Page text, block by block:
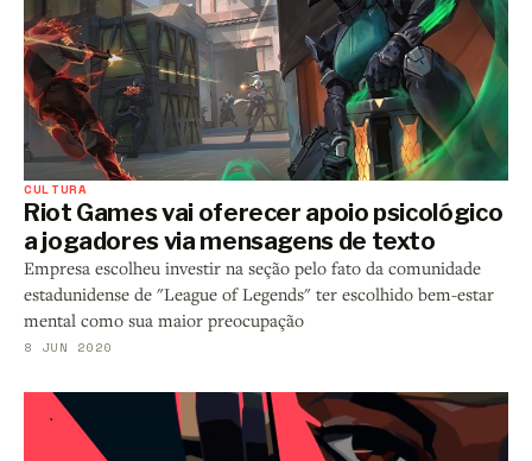
CULTURA
Riot Games vai oferecer apoio psicológico
a jogadores via mensagens de texto
Empresa escolheu investir na seção pelo fato da comunidade
estadunidense de "League of Legends" ter escolhido bem-estar
mental como sua maior preocupação
8 JUN 2020